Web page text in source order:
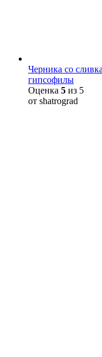
Черника со
гипсофилы
Оценка 5 из 5
от shatrograd